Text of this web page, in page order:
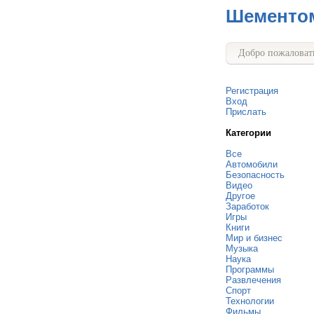
Добро
Регистрация
Вход
Прислать
Категории
Все
Автомобили
Безопасность
Видео
Другое
Заработок
Игры
Книги
Мир и бизнес
Музыка
Наука
Программы
Развлечения
Спорт
Технологии
Фильмы